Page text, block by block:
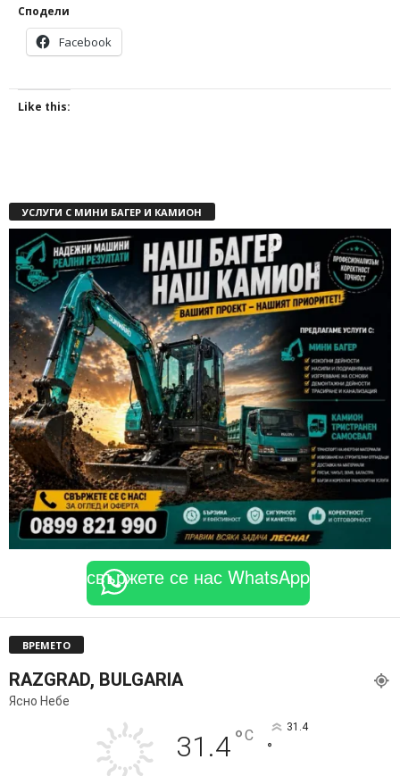
Сподели
Facebook
Like this:
УСЛУГИ С МИНИ БАГЕР И КАМИОН
свържете се нас WhatsApp
ВРЕМЕТО
RAZGRAD, BULGARIA
Ясно Небе
31.4°C 31.4
°